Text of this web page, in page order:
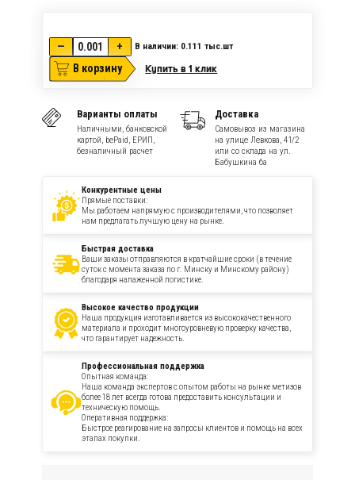
— + В наличии: 0.111 тыс.шт
В корзину Купить в 1 клик
Варианты оплаты
Наличными, банковской
картой, bePaid, ЕРИП,
безналичный расчет
Доставка
Самовывоз из магазина
на улице Левкова, 41/2
или со склада на ул.
Бабушкина 6а
Конкурентные цены
Прямые поставки:
Мы работаем напрямую с производителями, что позволяет
нам предлагать лучшую цену на рынке.
Быстрая доставка
Ваши заказы отправляются в кратчайшие сроки (в течение
суток с момента заказа по г. Минску и Минскому району)
благодаря налаженной логистике.
Высокое качество продукции
Наша продукция изготавливается из высококачественного
материала и проходит многоуровневую проверку качества,
что гарантирует надежность.
Профессиональная поддержка
Опытная команда:
Наша команда экспертов с опытом работы на рынке метизов
более 18 лет всегда готова предоставить консультации и
техническую помощь.
Оперативная поддержка:
Быстрое реагирование на запросы клиентов и помощь на всех
этапах покупки.